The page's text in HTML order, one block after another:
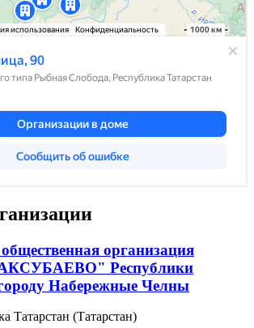
организация
Республики
Набережные Челны
Татарстан (Татарстан)